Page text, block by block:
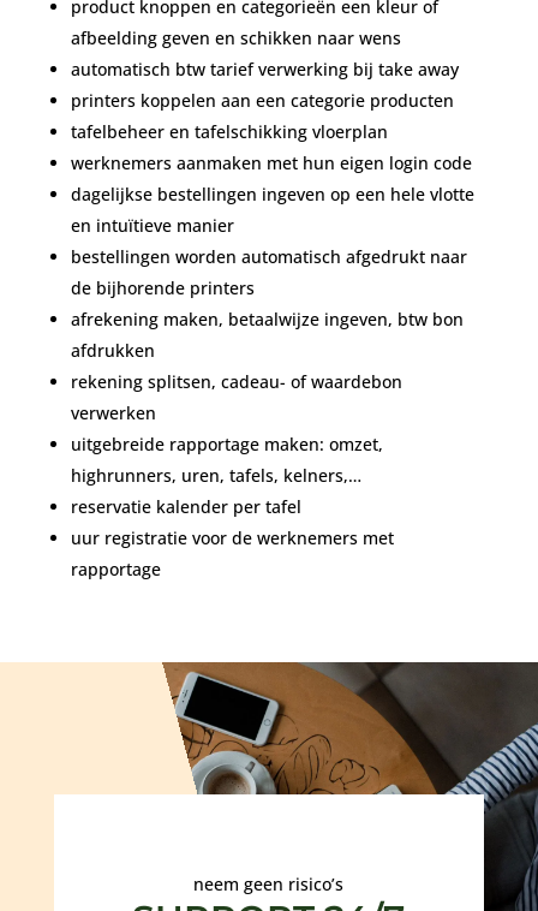
product knoppen en categorieën een kleur of
afbeelding geven en schikken naar wens
automatisch btw tarief verwerking bij take away
printers koppelen aan een categorie producten
tafelbeheer en tafelschikking vloerplan
werknemers aanmaken met hun eigen login code
dagelijkse bestellingen ingeven op een hele vlotte
en intuïtieve manier
bestellingen worden automatisch afgedrukt naar
de bijhorende printers
afrekening maken, betaalwijze ingeven, btw bon
afdrukken
rekening splitsen, cadeau- of waardebon
verwerken
uitgebreide rapportage maken: omzet,
highrunners, uren, tafels, kelners,…
reservatie kalender per tafel
uur registratie voor de werknemers met
rapportage
neem geen risico’s